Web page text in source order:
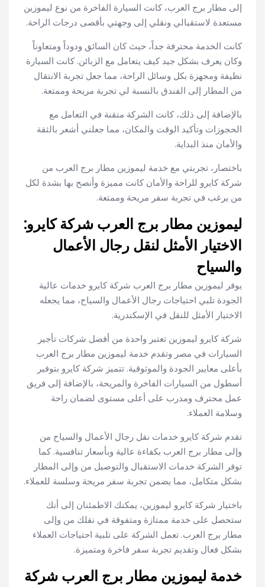
إلى مطار برج العرب، كانت السيارة الفاخرة من نوع ليموزين
مستعدة لاستقبالي ونقلي إلى وجهتي بأقصى درجات الراحة.
كانت الخدمة محترفة جداً، حيث كان السائق ودوداً ومتعاوناً
وكان يعرف بشكل جيد كيف يتعامل مع الزبائن. كانت السيارة
نظيفة ومجهزة بكل وسائل الراحة، مما جعل تجربة الانتقال
من المطار إلى الفندق بالنسبة لي تجربة مريحة وممتعة.
بالإضافة إلى ذلك، كانت الشركة متقنة في التعامل مع
الحجوزات وتأكيد الوقت والمكان، مما جعلني أشعر بالثقة
والأمان منذ البداية.
باختصار، تجربتي مع خدمة ليموزين مطار برج العرب من
شركة كايرو للراحة والأمان كانت مميزة وأنصح بها بشدة لكل
من يرغب في تجربة سفر مريحة وممتعة.
ليموزين مطار برج العرب شركة كايرو:
الاختيار الأمثل لنقل رجال الأعمال
والسياح
يوفر ليموزين مطار برج العرب شركة كايرو خدمات عالية
الجودة تلبي احتياجات رجال الأعمال والسياح، مما يجعله
الاختيار الأمثل للنقل في الإسكندرية.
شركة كايرو ليموزين تعتبر واحدة من أفضل شركات تأجير
السيارات في مصر وتقدم خدمة ليموزين مطار برج العرب
بأعلى معايير الجودة والموثوقية. تتميز شركة كايرو بتوفير
أسطول من السيارات الفاخرة والمريحة، بالإضافة إلى فريق
عمل محترف ومدرب على أعلى مستوى لضمان راحة
وسلامة العملاء.
تقدم شركة كايرو خدمات نقل رجال الأعمال والسياح من
وإلى مطار برج العرب بكفاءة عالية وبأسعار تنافسية. كما
توفر الشركة خدمات الاستقبال والتوصيل من وإلى المطار
بشكل متكامل، مما يضمن تجربة سفر مريحة وسلسة للعملاء.
باختيار شركة كايرو ليموزين، يمكنك الاطمئنان إلى أنك
ستحصل على خدمة ممتازة ومتفوقة في نقلك من وإلى
مطار برج العرب. تعمل الشركة على تلبية احتياجات العملاء
بشكل فعال وتقديم تجربة سفر فاخرة ومتميزة.
خدمة ليموزين مطار برج العرب شركة